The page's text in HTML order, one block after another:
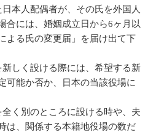
日本人配偶者が、その氏を外国人
合には、婚姻成立日から6ヶ月以
よる氏の変更届」を届け出て下
新しく設ける際には、希望する新
可能か否か、日本の当該役場に
全く別のところに設ける時や、夫
は、関係する本籍地役場の数だ